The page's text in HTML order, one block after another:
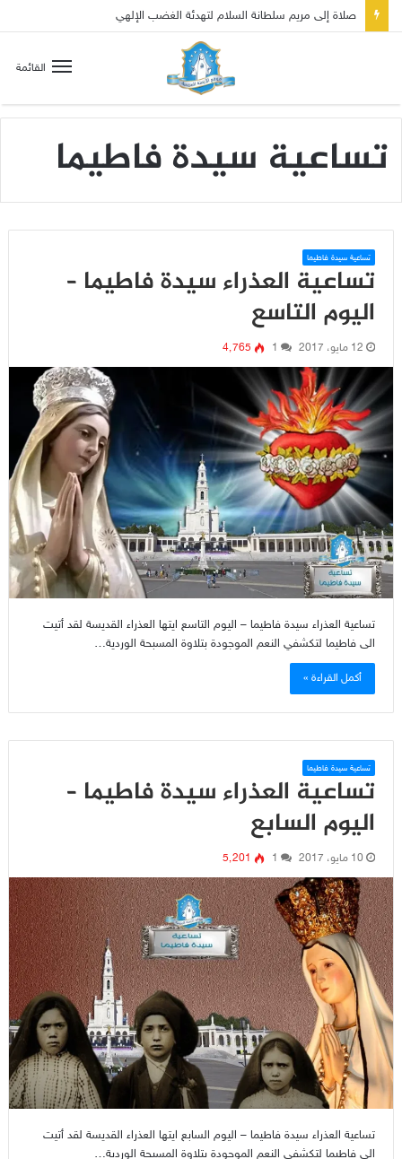
صلاة إلى مريم سلطانة السلام لتهدئة الغضب الإلهي
القائمة
تساعية سيدة فاطيما
تساعية سيدة فاطيما
تساعية العذراء سيدة فاطيما –
اليوم التاسع
12 مايو، 2017 1 4٬765
تساعية العذراء سيدة فاطيما – اليوم التاسع ايتها العذراء القديسة لقد أتيت
الى فاطيما لتكشفي النعم الموجودة بتلاوة المسبحة الوردية…
أكمل القراءة »
تساعية سيدة فاطيما
تساعية العذراء سيدة فاطيما –
اليوم السابع
10 مايو، 2017 1 5٬201
تساعية العذراء سيدة فاطيما – اليوم السابع ايتها العذراء القديسة لقد أتيت
الى فاطيما لتكشفي النعم الموجودة بتلاوة المسبحة الوردية…